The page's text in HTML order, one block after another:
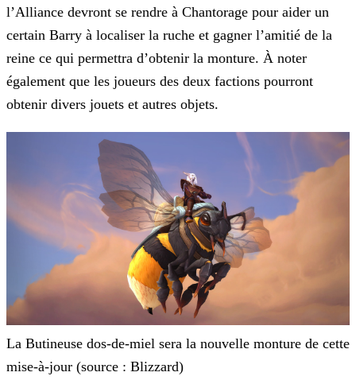
l’Alliance devront se rendre à Chantorage pour aider un
certain Barry à localiser la ruche et gagner l’amitié de la
reine ce qui permettra d’obtenir la monture. À noter
également que les joueurs des deux factions pourront
obtenir divers jouets et autres objets.
La Butineuse dos-de-miel sera la nouvelle monture de cette
mise-à-jour (source : Blizzard)